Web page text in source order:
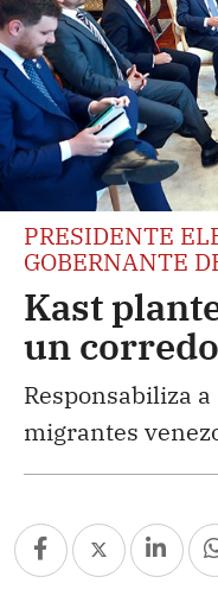
PRESIDENTE
GOBERNANTE
Kast
un
Responsabiliza
migrantes